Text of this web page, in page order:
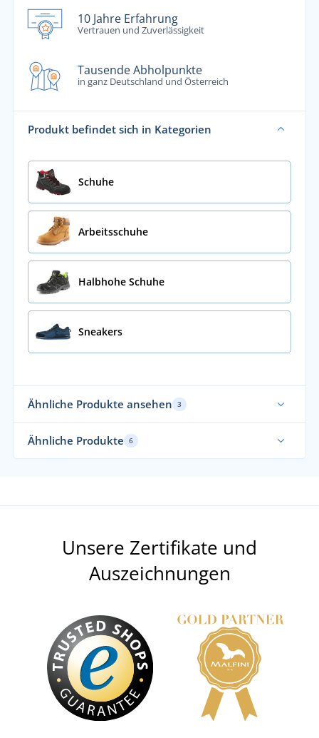
10 Jahre Erfahrung
Vertrauen und Zuverlässigkeit
Tausende Abholpunkte
in ganz Deutschland und Österreich
Produkt befindet sich in Kategorien
Schuhe
Arbeitsschuhe
Halbhohe Schuhe
Sneakers
Ähnliche Produkte ansehen 3
Schnürsenkel Digger
Ähnliche Produkte 6
Schuhe PRESTIGE
Unsere Zertifikate und
Auszeichnungen